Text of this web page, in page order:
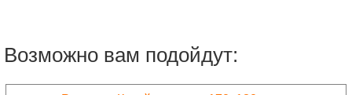
Возможно вам подойдут: